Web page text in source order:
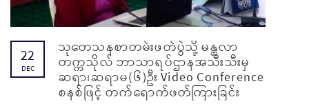
22
DEC
သုတေသနစာတမ်းဖတ်ပွဲသို့ မန္တလာ
တက္ကသိုလ် ဘာသာရပ်ဌာနအသီးသီးမှ
ဆရာ၊ဆရာမ(၆)ဦး Video Conference
စနစ်ဖြင့် တက်ရောက်ဖတ်ကြားခြင်း